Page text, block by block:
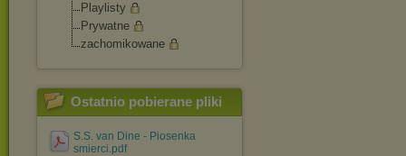
Playlisty
Prywatne
zachomikowane
Ostatnio pobierane pliki
S.S. van Dine - Piosenka
smierci.pdf